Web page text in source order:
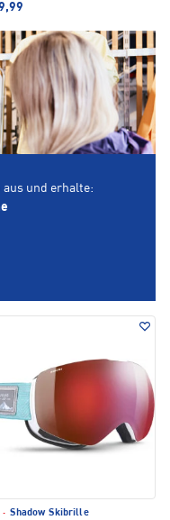
· Shadow Skibrille
aus und erhalte: